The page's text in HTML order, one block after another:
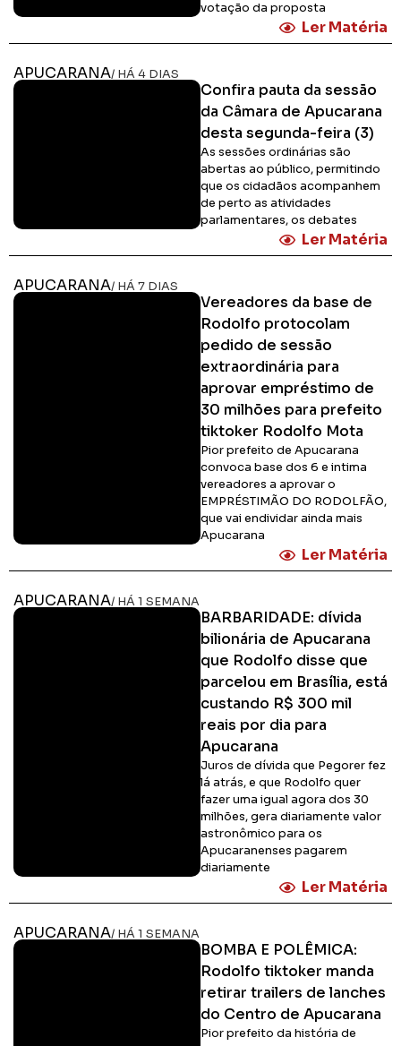
votação da proposta
Ler Matéria
APUCARANA/ HÁ 4 DIAS
Confira pauta da sessão
da Câmara de Apucarana
desta segunda-feira (3)
As sessões ordinárias são
abertas ao público, permitindo
que os cidadãos acompanhem
de perto as atividades
parlamentares, os debates
Ler Matéria
APUCARANA/ HÁ 7 DIAS
Vereadores da base de
Rodolfo protocolam
pedido de sessão
extraordinária para
aprovar empréstimo de
30 milhões para prefeito
tiktoker Rodolfo Mota
Pior prefeito de Apucarana
convoca base dos 6 e intima
vereadores a aprovar o
EMPRÉSTIMÃO DO RODOLFÃO,
que vai endividar ainda mais
Apucarana
Ler Matéria
APUCARANA/ HÁ 1 SEMANA
BARBARIDADE: dívida
bilionária de Apucarana
que Rodolfo disse que
parcelou em Brasília, está
custando R$ 300 mil
reais por dia para
Apucarana
Juros de dívida que Pegorer fez
lá atrás, e que Rodolfo quer
fazer uma igual agora dos 30
milhões, gera diariamente valor
astronômico para os
Apucaranenses pagarem
diariamente
Ler Matéria
APUCARANA/ HÁ 1 SEMANA
BOMBA E POLÊMICA:
Rodolfo tiktoker manda
retirar trailers de lanches
do Centro de Apucarana
Pior prefeito da história de